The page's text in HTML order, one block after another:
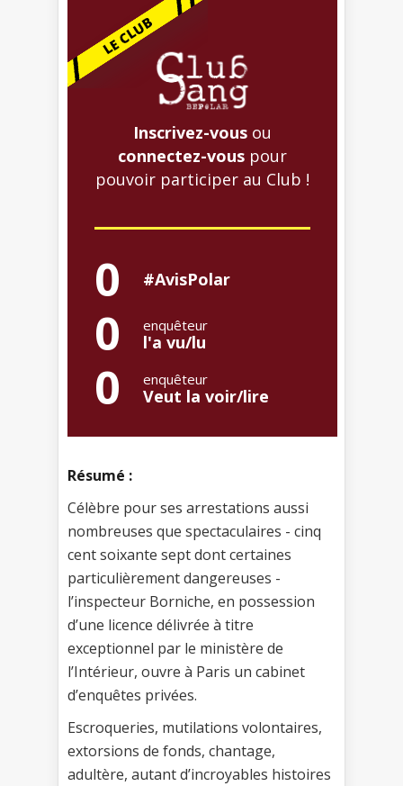
Inscrivez-vous ou
connectez-vous pour
pouvoir participer au Club !
0 #AvisPolar
0 enquêteur
l'a vu/lu
0 enquêteur
Veut la voir/lire
Résumé :
Célèbre pour ses arrestations aussi
nombreuses que spectaculaires - cinq
cent soixante sept dont certaines
particulièrement dangereuses -
l’inspecteur Borniche, en possession
d’une licence délivrée à titre
exceptionnel par le ministère de
l’Intérieur, ouvre à Paris un cabinet
d’enquêtes privées.
Escroqueries, mutilations volontaires,
extorsions de fonds, chantage,
adultère, autant d’incroyables histoires